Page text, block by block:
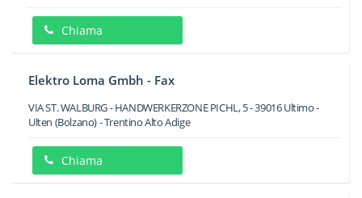
Chiama
Elektro Loma Gmbh - Fax
VIA ST. WALBURG - HANDWERKERZONE PICHL, 5-39016Ultimo -
Ulten (Bolzano) -Trentino Alto Adige
Chiama